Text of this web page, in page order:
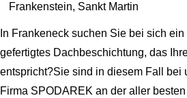
Frankenstein, Sankt Martin
In Frankeneck suchen Sie bei sich
gefertigtes Dachbeschichtung, das
entspricht?Sie sind in diesem Fall bei
Firma SPODAREK an der aller